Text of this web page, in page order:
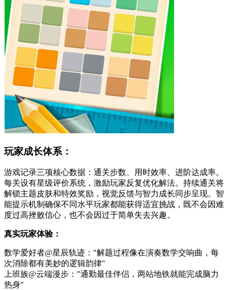
玩家成长体系：
游戏记录三项核心数据：通关步数、用时效率、进阶达成率。
每关设有星级评价系统，激励玩家反复优化解法。持续通关将
解锁主题皮肤和特效奖励，视觉反馈与智力成长同步呈现。智
能提示机制确保不同水平玩家都能获得适宜挑战，既不会因难
度过高挫败信心，也不会因过于简单失去兴趣。
真实玩家体验：
数学爱好者@星辰轨迹："解题过程像在演奏数学交响曲，每
次消除都有美妙的逻辑韵律"
上班族@云端漫步："通勤最佳伴侣，两站地铁就能完成脑力
热身"